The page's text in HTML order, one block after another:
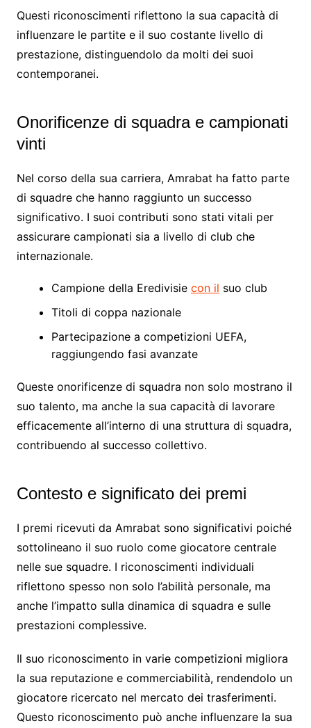
Questi riconoscimenti riflettono la sua capacità di
influenzare le partite e il suo costante livello di
prestazione, distinguendolo da molti dei suoi
contemporanei.
Onorificenze di squadra e campionati
vinti
Nel corso della sua carriera, Amrabat ha fatto parte
di squadre che hanno raggiunto un successo
significativo. I suoi contributi sono stati vitali per
assicurare campionati sia a livello di club che
internazionale.
Campione della Eredivisie con il suo club
Titoli di coppa nazionale
Partecipazione a competizioni UEFA,
raggiungendo fasi avanzate
Queste onorificenze di squadra non solo mostrano il
suo talento, ma anche la sua capacità di lavorare
efficacemente all’interno di una struttura di squadra,
contribuendo al successo collettivo.
Contesto e significato dei premi
I premi ricevuti da Amrabat sono significativi poiché
sottolineano il suo ruolo come giocatore centrale
nelle sue squadre. I riconoscimenti individuali
riflettono spesso non solo l’abilità personale, ma
anche l’impatto sulla dinamica di squadra e sulle
prestazioni complessive.
Il suo riconoscimento in varie competizioni migliora
la sua reputazione e commerciabilità, rendendolo un
giocatore ricercato nel mercato dei trasferimenti.
Questo riconoscimento può anche influenzare la sua